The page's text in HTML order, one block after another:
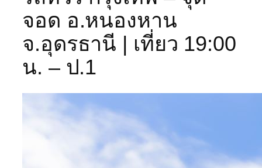
จอด อ.หนองหาน
จ.อุดรธานี | เที่ยว 19:00
น. – ป.1